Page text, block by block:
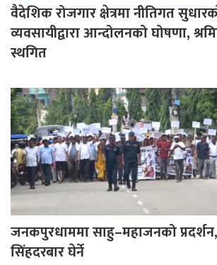
वैदेशिक रोजगार क्षेत्रमा नीतिगत
व्यवसायीद्वारा आन्दोलनको घोषणा,
स्थगित
जनकपुरधाममा साहु–महाजनको
सिंहदरबार घेर्ने